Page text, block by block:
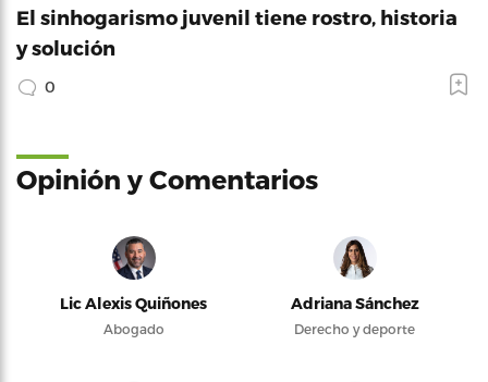
El sinhogarismo juvenil tiene rostro, historia
y solución
0
Opinión y Comentarios
Lic Alexis Quiñones
Abogado
Adriana Sánchez
Derecho y deporte